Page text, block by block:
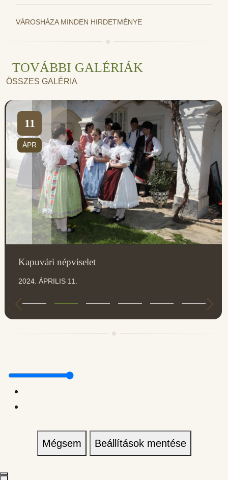
VÁROSHÁZA MINDEN HIRDETMÉNYE
TOVÁBBI GALÉRIÁK
ÖSSZES GALÉRIA
11
ÁPR
Kapuvári népviselet
2024. ÁPRILIS 11.
Mégsem Beállítások mentése